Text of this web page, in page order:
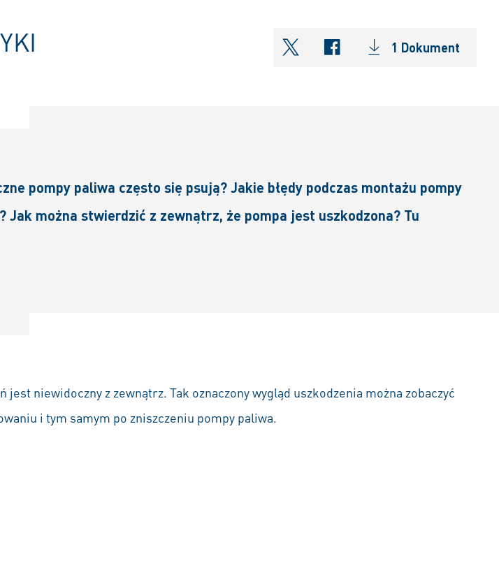
shareOntwitter
shareOnfacebook
1 Dokument
pompy paliwa często się psują? Jakie błędy podczas montażu pompy
Jak można stwierdzić z zewnątrz, że pompa jest uszkodzona? Tu
jest niewidoczny z zewnątrz. Tak oznaczony wygląd uszkodzenia można zobaczyć
i tym samym po zniszczeniu pompy paliwa.